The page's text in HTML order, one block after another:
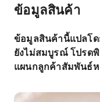
ข้อมูลสินค้า
ข้อมูลสินค้านี้แปลโ
ยังไม่สมบูรณ์ โปรด
แผนกลูกค้าสัมพันธ์ห